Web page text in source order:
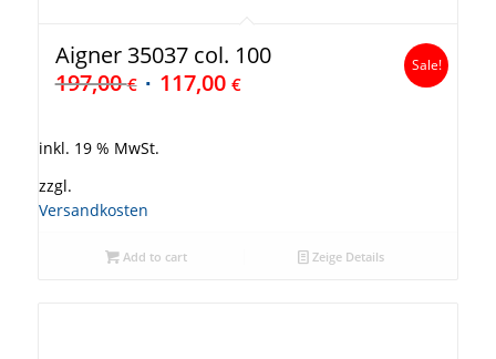
Aigner 35037 col. 100
197,00€ 117,00 €
Sale!
inkl. 19 % MwSt.
zzgl.
Versandkosten
Add to cart Zeige Details